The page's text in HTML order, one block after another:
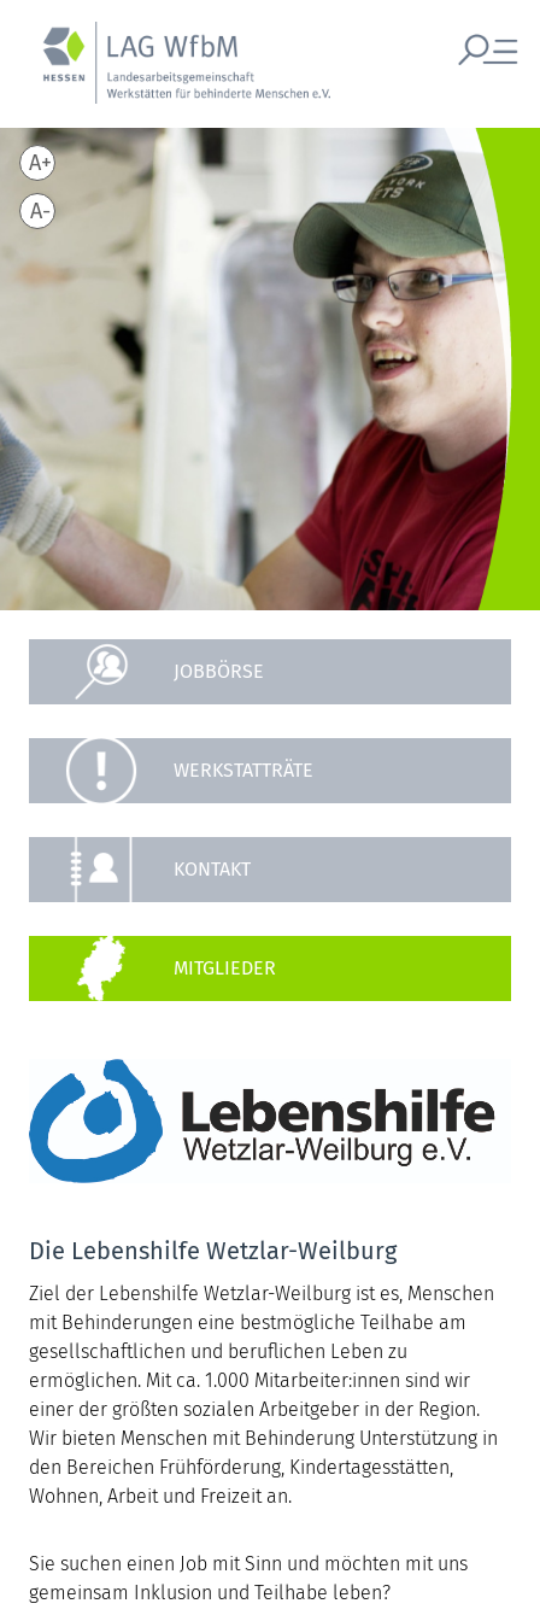
A-
A+
JOBBÖRSE
WERKSTATTRÄTE
KONTAKT
Die Lebenshilfe Wetzlar-Weilburg
Ziel der Lebenshilfe Wetzlar-Weilburg ist es, Menschen
mit Behinderungen eine bestmögliche Teilhabe am
gesellschaftlichen und beruflichen Leben zu
ermöglichen. Mit ca. 1.000 Mitarbeiter:innen sind wir
einer der größten sozialen Arbeitgeber in der Region.
Wir bieten Menschen mit Behinderung Unterstützung in
den Bereichen Frühförderung, Kindertagesstätten,
Wohnen, Arbeit und Freizeit an.
Sie suchen einen Job mit Sinn und möchten mit uns
gemeinsam Inklusion und Teilhabe leben?